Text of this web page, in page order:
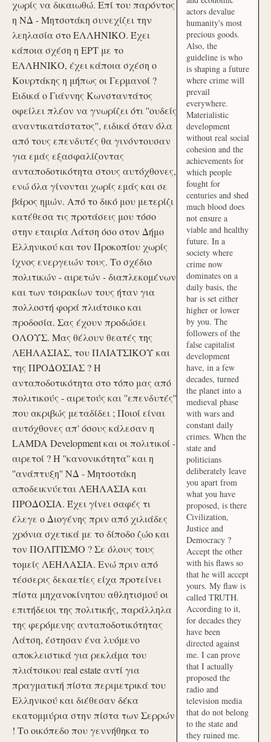
χωρίς να δικαιωθώ. Επί του παρόντος
η ΝΔ - Μητσοτάκη συνεχίζει την
λεηλασία στο ΕΛΛΗΝΙΚΟ. Έχει
κάποια σχέση η ΕΡΤ με το
ΕΛΛΗΝΙΚΟ, έχει κάποια σχέση ο
Κουρτάκης η μήπως οι Γερμανοί ?
Ειδικά ο Γιάννης Κωνσταντάτος
οφείλει πλέον να γνωρίζει ότι ''ουδείς
αναντικατάστατος'', ειδικά όταν όλα
από τους επενδυτές θα γινόντουσαν
για εμάς εξασφαλίζοντας
ανταποδοτικότητα στους αυτόχθονες,
ενώ όλα γίνονται χωρίς εμάς και σε
βάρος ημών. Από το δικό μου μετερίζι
κατέθεσα τις προτάσεις μου τόσο
στην εταιρία Λάτση όσο στον Δήμο
Ελληνικού και τον Προκοπίου χωρίς
ίχνος ενεργειών τους. Το σχέδιο
πολιτικών - αιρετών - διαπλεκομένων
και των τσιρακίων τους ήταν για
πολλοστή φορά πλιάτσικο και
προδοσία. Σας έχουν προδώσει
ΟΛΟΥΣ. Μας θέλουν θεατές της
ΛΕΗΛΑΣΙΑΣ, του ΠΛΙΑΤΣΙΚΟΥ και
της ΠΡΟΔΟΣΙΑΣ ? Η
ανταποδοτικότητα στο τόπο μας από
πολιτικούς - αιρετούς και ''επενδυτές''
που ακριβώς μεταδίδει ; Ποιοί είναι
αυτόχθονες απ' όσους κάλεσαν η
LAMDA Development και οι πολιτικοί -
αιρετοί ? Η ''κανονικότητα'' και η
''ανάπτυξη'' ΝΔ - Μητσοτάκη
αποδεικνύεται ΛΕΗΛΑΣΙΑ και
ΠΡΟΔΟΣΙΑ. Έχει γίνει σαφές τι
έλεγε ο Διογένης πριν από χιλιάδες
χρόνια σχετικά με το δίποδο ζώο και
τον ΠΟΛΙΤΙΣΜΟ ? Σε όλους τους
τομείς ΛΕΗΛΑΣΙΑ. Ενώ πριν από
τέσσερις δεκαετίες είχα προτείνει
πίστα μηχανοκίνητου αθλητισμού οι
επιτήδειοι της πολιτικής, παράλληλα
της φερόμενης ανταποδοτικότητας
Λάτση, έστησαν ένα λυόμενο
αποκλειστικά για ρεκλάμα του
πλιάτσικου real estate αντί για
πραγματική πίστα περιμετρικά του
Ελληνικού και διέθεσαν δέκα
εκατομμύρια στην πίστα των Σερρών
! Το οικόπεδο που γεννήθηκα το
actors devalue
humanity's most
precious goods.
Also, the
guideline is who
is shaping a future
where crime will
prevail
everywhere.
Materialistic
development
without real social
cohesion and the
achievements for
which people
fought for
centuries and shed
much blood does
not ensure a
viable and healthy
future. In a
society where
crime now
dominates on a
daily basis, the
bar is set either
higher or lower
by you. The
followers of the
false capitalist
development
have, in a few
decades, turned
the planet into a
medieval phase
with wars and
constant daily
crimes. When the
state and
politicians
deliberately leave
you apart from
what you have
proposed, is there
Civilization,
Justice and
Democracy ?
Accept the other
with his flaws so
that he will accept
yours. My flaw is
called TRUTH.
According to it,
for decades they
have been
directed against
me. I can prove
that I actually
proposed the
radio and
television media
that do not belong
to the state and
they ruined me.